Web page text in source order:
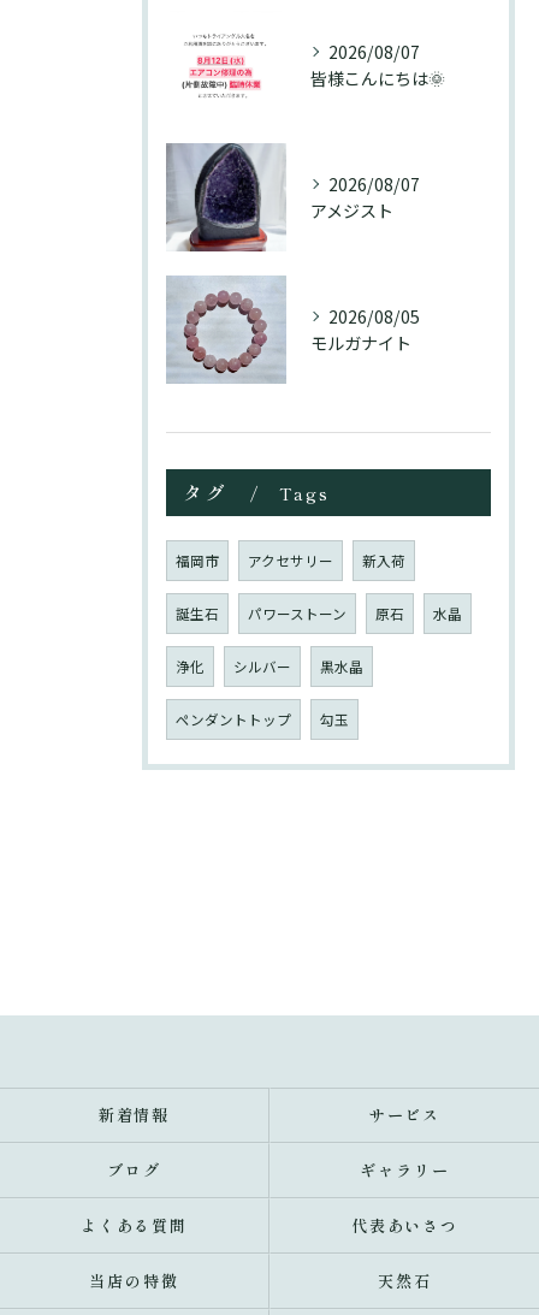
2026/08/07
皆様こんにちは🌞
2026/08/07
アメジスト
2026/08/05
モルガナイト
タグ Tags
福岡市 アクセサリー 新入荷
誕生石 パワーストーン 原石 水晶
浄化 シルバー 黒水晶
ペンダントトップ 勾玉
新着情報 サービス
ブログ ギャラリー
よくある質問 代表あいさつ
当店の特徴 天然石